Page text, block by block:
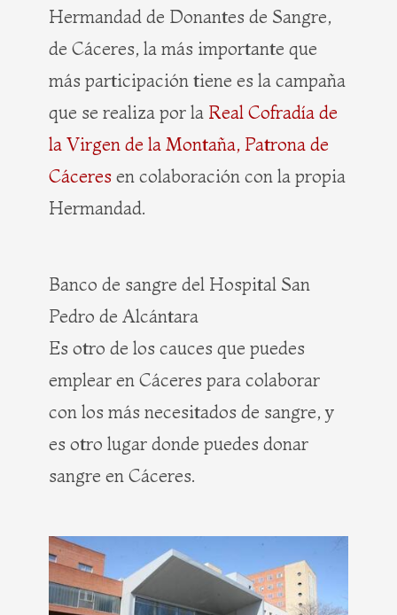
Hermandad de Donantes de Sangre,
de Cáceres, la más importante que
más participación tiene es la campaña
que se realiza por la Real Cofradía de
la Virgen de la Montaña, Patrona de
Cáceres en colaboración con la propia
Hermandad.
Banco de sangre del Hospital San
Pedro de Alcántara
Es otro de los cauces que puedes
emplear en Cáceres para colaborar
con los más necesitados de sangre, y
es otro lugar donde puedes donar
sangre en Cáceres.